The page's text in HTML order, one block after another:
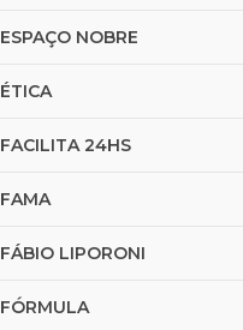
ESPAÇO NOBRE
ÉTICA
FACILITA 24HS
FAMA
FÁBIO LIPORONI
FÓRMULA